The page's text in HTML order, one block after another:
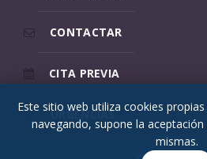
CONTACTAR
CITA PREVIA
URGENCIAS
Este sitio web utiliza cookies
navegando, supone la
mismas.